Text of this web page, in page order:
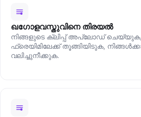
ഖഗോളവസ്തുവിനെ തിരയല്‍
നിങ്ങളുടെ ക്ലിപ്പ് അപ്‌ലോഡ്‌
ഫ്രെയിമിലേക്ക് തൂങ്ങിയിടുക,
വലിച്ചുനീക്കുക.